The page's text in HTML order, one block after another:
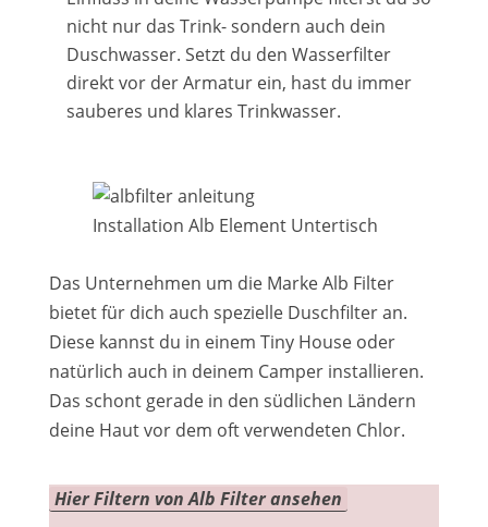
nicht nur das Trink- sondern auch dein
Duschwasser. Setzt du den Wasserfilter
direkt vor der Armatur ein, hast du immer
sauberes und klares Trinkwasser.
Installation Alb Element Untertisch
Das Unternehmen um die Marke Alb Filter
bietet für dich auch spezielle Duschfilter an.
Diese kannst du in einem Tiny House oder
natürlich auch in deinem Camper installieren.
Das schont gerade in den südlichen Ländern
deine Haut vor dem oft verwendeten Chlor.
Hier Filtern von Alb Filter ansehen